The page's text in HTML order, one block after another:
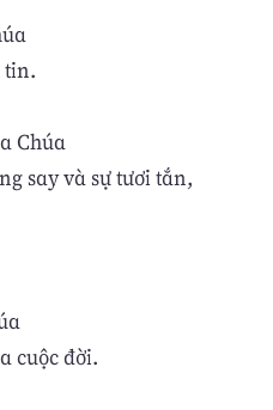
tin.
Chúa
say và sự tươi tắn,
cuộc đời.